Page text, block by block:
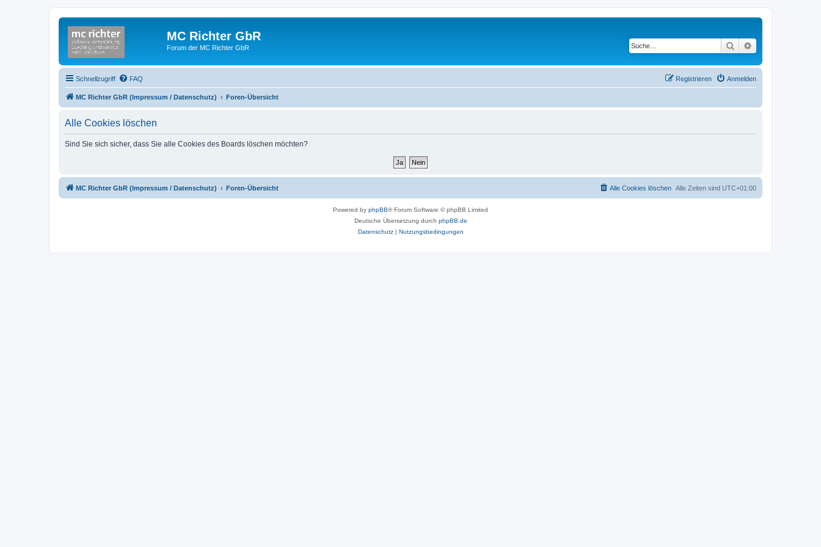
MC Richter GbR
Forum der MC Richter GbR Suche
Schnellzugriff FAQ Anmelden
Registrieren
MC Richter GbR (Impressum / Datenschutz) Foren-Übersicht
Alle Cookies löschen
Sind Sie sich sicher, dass Sie alle Cookies des Boards löschen möchten?
MC Richter GbR (Impressum / Datenschutz) Foren-Übersicht Alle Zeiten sind UTC+01:00
Alle Cookies löschen
Powered by phpBB® Forum Software © phpBB Limited
Deutsche Übersetzung durch phpBB.de
Datenschutz| Nutzungsbedingungen